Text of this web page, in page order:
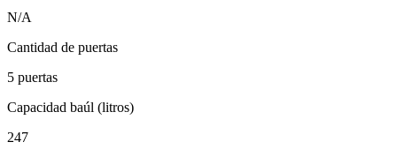
N/A
Cantidad de puertas
5 puertas
Capacidad baúl (litros)
247